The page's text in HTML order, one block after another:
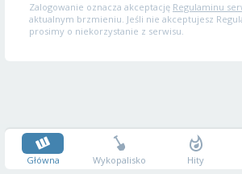
Zalogowanie oznacza akceptację Regulaminu
aktualnym brzmieniu. Jeśli nie akceptujesz
prosimy o niekorzystanie z serwisu.
Główna Wykopalisko Hity